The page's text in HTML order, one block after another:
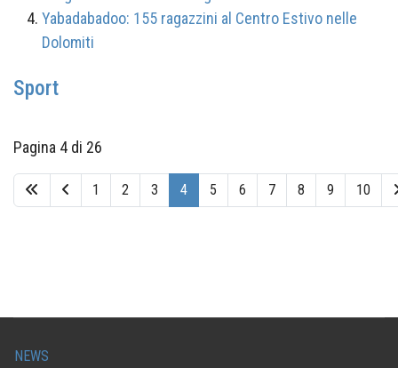
Yabadabadoo: 155 ragazzini al Centro Estivo nelle
Dolomiti
Sport
Pagina 4 di 26
1 2 3 4 5 6 7 8 9 10
NEWS